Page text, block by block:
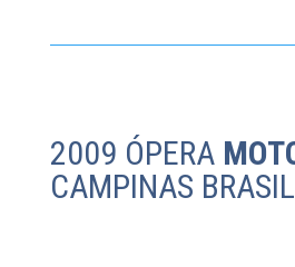
2009 ÓPERA
CAMPINAS BRASIL